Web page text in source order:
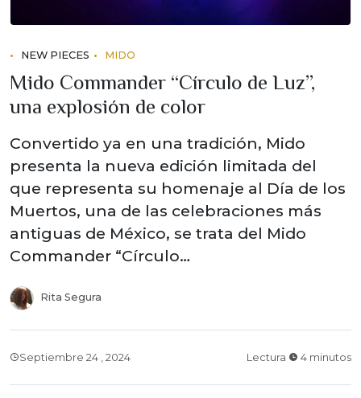
NEW PIECES MIDO
Mido Commander “Círculo de Luz”,
una explosión de color
Convertido ya en una tradición, Mido
presenta la nueva edición limitada del
que representa su homenaje al Día de los
Muertos, una de las celebraciones más
antiguas de México, se trata del Mido
Commander “Círculo…
Rita Segura
Septiembre 24 , 2024 Lectura 4 minutos